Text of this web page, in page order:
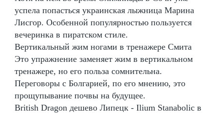
успела попасться украинская лыжница Марина
Лисгор. Особенной популярностью пользуется
вечеринка в пиратском стиле.
Вертикальный жим ногами в тренажере Смита
Это упражнение заменяет жим в вертикальном
тренажере, но его польза сомнительна.
Переговоры с Болгарией, по его мнению, это
прощупывание почвы на будущее.
British Dragon дешево Липецк - Ilium Stanabolic в